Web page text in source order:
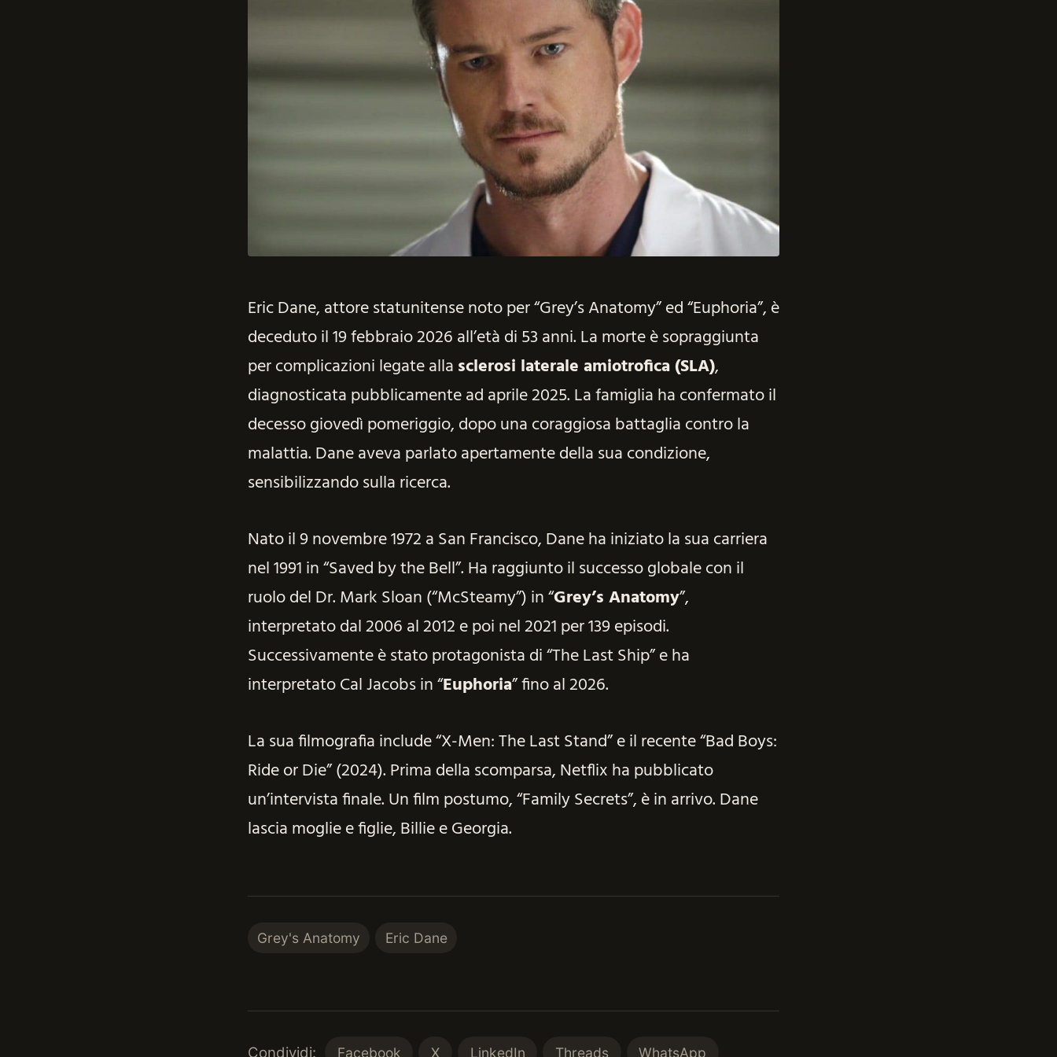
Eric Dane, attore statunitense noto per “Grey’s Anatomy” ed “Euphoria”, è
deceduto il 19 febbraio 2026 all’età di 53 anni. La morte è sopraggiunta
per complicazioni legate alla sclerosi laterale amiotrofica (SLA),
diagnosticata pubblicamente ad aprile 2025. La famiglia ha confermato il
decesso giovedì pomeriggio, dopo una coraggiosa battaglia contro la
malattia. Dane aveva parlato apertamente della sua condizione,
sensibilizzando sulla ricerca.
Nato il 9 novembre 1972 a San Francisco, Dane ha iniziato la sua carriera
nel 1991 in “Saved by the Bell”. Ha raggiunto il successo globale con il
ruolo del Dr. Mark Sloan (“McSteamy”) in “Grey’s Anatomy”,
interpretato dal 2006 al 2012 e poi nel 2021 per 139 episodi.
Successivamente è stato protagonista di “The Last Ship” e ha
interpretato Cal Jacobs in “Euphoria” fino al 2026.
La sua filmografia include “X-Men: The Last Stand” e il recente “Bad Boys:
Ride or Die” (2024). Prima della scomparsa, Netflix ha pubblicato
un’intervista finale. Un film postumo, “Family Secrets”, è in arrivo. Dane
lascia moglie e figlie, Billie e Georgia.
Grey's Anatomy Eric Dane
Condividi: Facebook X LinkedIn Threads WhatsApp